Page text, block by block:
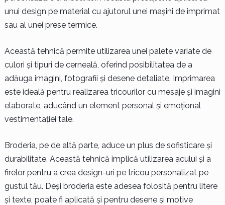
unui design pe material cu ajutorul unei mașini de imprimat
sau al unei prese termice.
Această tehnică permite utilizarea unei palete variate de
culori și tipuri de cerneală, oferind posibilitatea de a
adăuga imagini, fotografii și desene detaliate. Imprimarea
este ideală pentru realizarea tricourilor cu mesaje și imagini
elaborate, aducând un element personal și emoțional
vestimentației tale.
Broderia, pe de altă parte, aduce un plus de sofisticare și
durabilitate. Această tehnică implică utilizarea acului și a
firelor pentru a crea design-uri pe tricou personalizat pe
gustul tău. Deși broderia este adesea folosită pentru litere
și texte, poate fi aplicată și pentru desene și motive